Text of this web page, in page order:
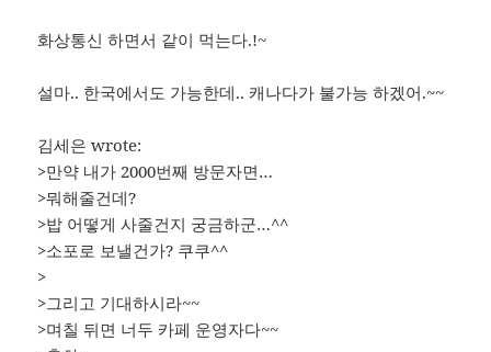
화상통신 하면서 같이 먹는다.!~
설마.. 한국에서도 가능한데.. 캐나다가 불가능 하겠어.~~
김세은 wrote:
>만약 내가 2000번째 방문자면…
>뭐해줄건데?
>밥 어떻게 사줄건지 궁금하군…^^
>소포로 보낼건가? 쿠쿠^^
>
>그리고 기대하시라~~
>며칠 뒤면 너두 카페 운영자다~~